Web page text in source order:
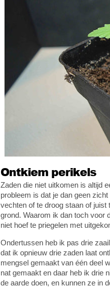
Ontkiem perikels
Zaden die niet uitkomen is altijd
probleem is dat je dan geen
vechten of te droog staan of juist
grond. Waarom ik dan toch voor
niet hoef te priegelen met
Ondertussen heb ik pas drie
dat ik opnieuw drie zaden laat
mengsel gemaakt van één deel
nat gemaakt en daar heb ik drie
de aarde doen, en kunnen ze in